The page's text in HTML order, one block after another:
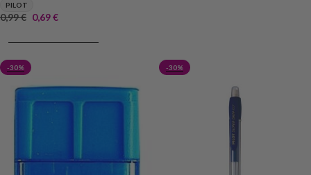
PILOT
0,99€ 0,69€
-30% -30%